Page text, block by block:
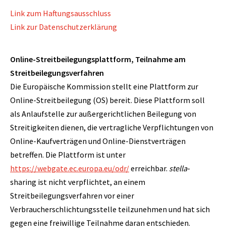
Link zum Haftungsausschluss
Link zur Datenschutzerklärung
Online-Streitbeilegungsplattform, Teilnahme am
Streitbeilegungsverfahren
Die Europäische Kommission stellt eine Plattform zur
Online-Streitbeilegung (OS) bereit. Diese Plattform soll
als Anlaufstelle zur außergerichtlichen Beilegung von
Streitigkeiten dienen, die vertragliche Verpflichtungen von
Online-Kaufverträgen und Online-Dienstverträgen
betreffen. Die Plattform ist unter
https://webgate.ec.europa.eu/odr/erreichbar. stella-
sharing ist nicht verpflichtet, an einem
Streitbeilegungsverfahren vor einer
Verbraucherschlichtungsstelle teilzunehmen und hat sich
gegen eine freiwillige Teilnahme daran entschieden.